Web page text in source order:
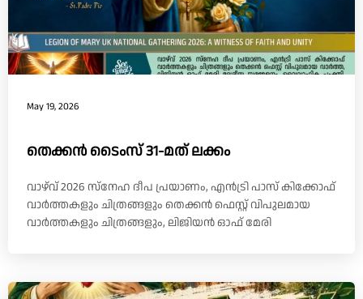
May 19, 2026
തെക്കൻ ടൈംസ് 31-മത് ലക്കം
വാഴ്‌വ് 2026 സ്നേഹ ദീപ പ്രയാണം, എൻട്രി പാസ് കിക്കോഫ്
വാർത്തകളും ചിത്രങ്ങളും തെക്കൻ ഫെസ്റ്റ് വിപുലമായ
വാർത്തകളും ചിത്രങ്ങളും, ലിജിയൻ ഓഫ് മേരി